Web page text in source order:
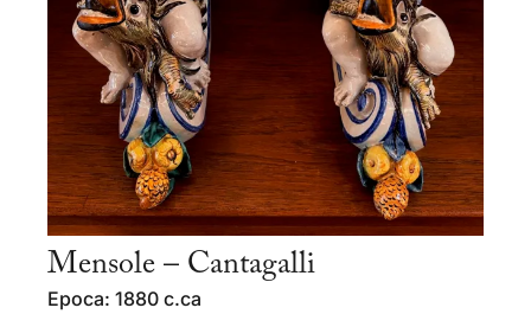
Mensole – Cantagalli
Epoca: 1880 c.ca